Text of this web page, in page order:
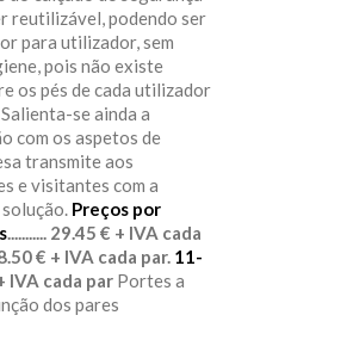
reutilizável, podendo ser
para utilizador, sem
pois não existe
os pés de cada utilizador
Salienta-se ainda a
com os aspetos de
transmite aos
e visitantes com a
Preços por
........... 29.45 € + IVA cada
€ + IVA cada par. 11-
IVA cada parPortes a
dos pares